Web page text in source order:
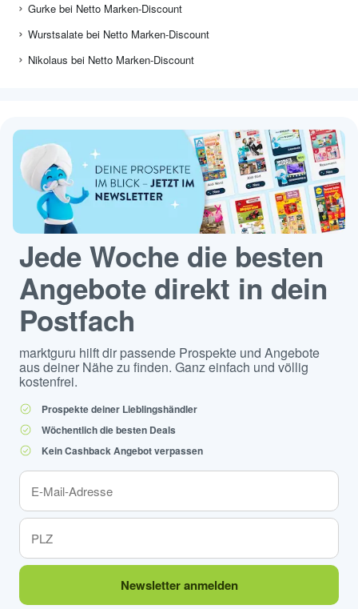
Gurke bei Netto Marken-Discount
Wurstsalate bei Netto Marken-Discount
Nikolaus bei Netto Marken-Discount
Jede Woche die besten
Angebote direkt in dein
Postfach
marktguru hilft dir passende Prospekte und Angebote
aus deiner Nähe zu finden. Ganz einfach und völlig
kostenfrei.
Prospekte deiner Lieblingshändler
Wöchentlich die besten Deals
Kein Cashback Angebot verpassen
Newsletter anmelden